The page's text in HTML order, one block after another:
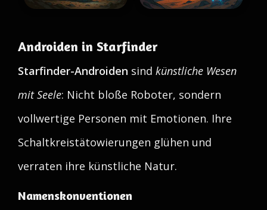
Androiden in Starfinder
Starfinder-Androiden sind künstliche Wesen
mit Seele: Nicht bloße Roboter, sondern
vollwertige Personen mit Emotionen. Ihre
Schaltkreistätowierungen glühen und
verraten ihre künstliche Natur.
Namenskonventionen